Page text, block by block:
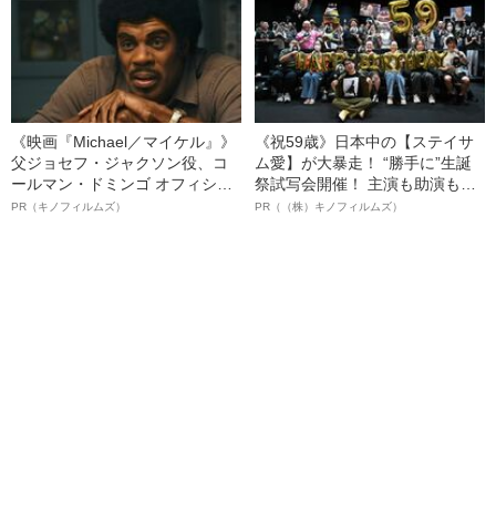
《映画『Michael／マイケル』》
父ジョセフ・ジャクソン役、コ
ールマン・ドミンゴ オフィシャ
ルインタビュー“観客を魅了した
PR（キノフィルムズ）
《祝59歳》日本中の【ステイサ
ム愛】が大暴走！ “勝手に”生誕
祭試写会開催！ 主演も助演も全
部ステイサム！「ステサミー
PR（（株）キノフィルムズ）